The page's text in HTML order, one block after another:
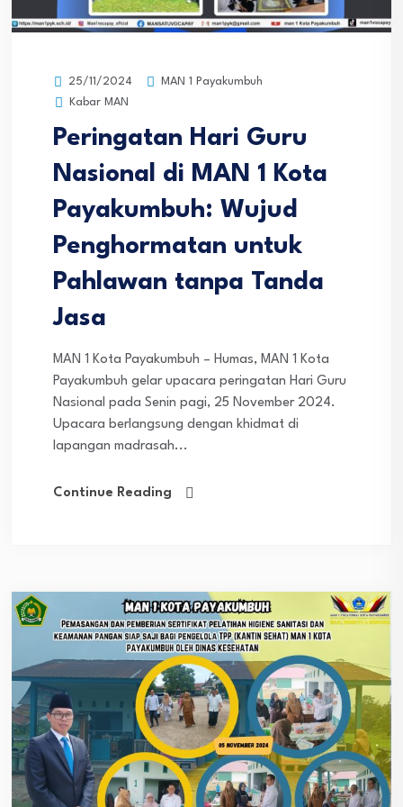
25/11/2024
MAN 1 Payakumbuh
Kabar MAN
Peringatan Hari Guru
Nasional di MAN 1 Kota
Payakumbuh: Wujud
Penghormatan untuk
Pahlawan tanpa Tanda
Jasa
MAN 1 Kota Payakumbuh – Humas, MAN 1 Kota
Payakumbuh gelar upacara peringatan Hari Guru
Nasional pada Senin pagi, 25 November 2024.
Upacara berlangsung dengan khidmat di
lapangan madrasah...
Continue Reading